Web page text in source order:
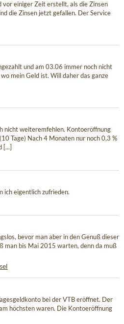
vor einiger Zeit erstellt, als die Zinsen
die Zinsen jetzt gefallen. Der Service
und am 03.06 immer noch nicht
mein Geld ist. Will daher das ganze
nicht weiteremfehlen. Kontoeröffnung
Tage) Nach 4 Monaten nur noch 0,3 %
ich eigentlich zufrieden.
bevor man aber in den Genuß dieser
man bis Mai 2015 warten, denn da muß
bei der VTB eröffnet. Der
höchsten waren. Die Kontoeröffnung